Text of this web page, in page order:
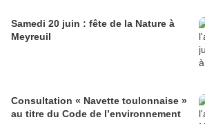
Samedi 20 juin : fête de la Nature à
Meyreuil
Consultation « Navette toulonnaise »
au titre du Code de l’environnement